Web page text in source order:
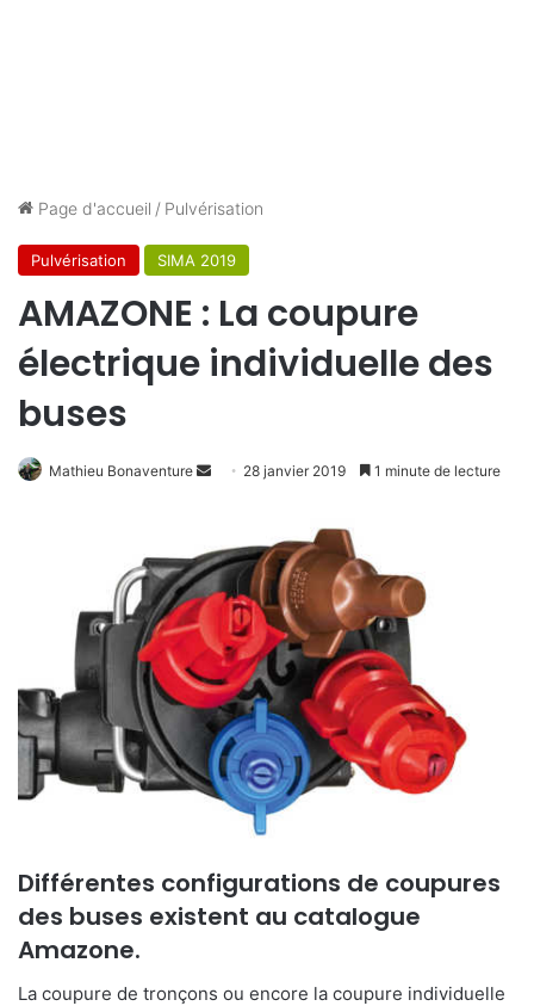
Page d'accueil / Pulvérisation
Pulvérisation SIMA 2019
AMAZONE : La coupure
électrique individuelle des
buses
Mathieu Bonaventure
o
r
n
c
o
u
i
l
28 janvier 2019 1 minute de lecture
Différentes configurations de coupures
des buses existent au catalogue
Amazone.
La coupure de tronçons ou encore la coupure individuelle